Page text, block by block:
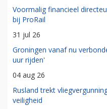
Voormalig financieel
bij ProRail
31 jul 26
Groningen vanaf nu
uur rijden'
04 aug 26
Rusland trekt
veiligheid